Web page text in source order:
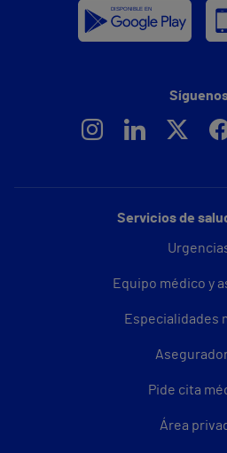
Servicios de
Equipo médico y
Especialidades
Pide cita
Área